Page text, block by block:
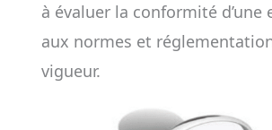
à évaluer la conformité d’une
aux normes et
vigueur.